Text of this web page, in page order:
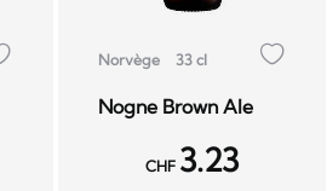
Norvège 33 cl
Nogne Brown Ale
CHF 3.23